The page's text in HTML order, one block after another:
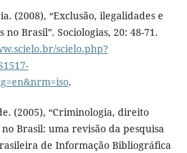
(2008), “Exclusão, ilegalidades e
Brasil”. Sociologias, 20: 48-71.
scielo.php?
.
(2005), “Criminologia, direito
Brasil: uma revisão da pesquisa
de Informação Bibliográfica